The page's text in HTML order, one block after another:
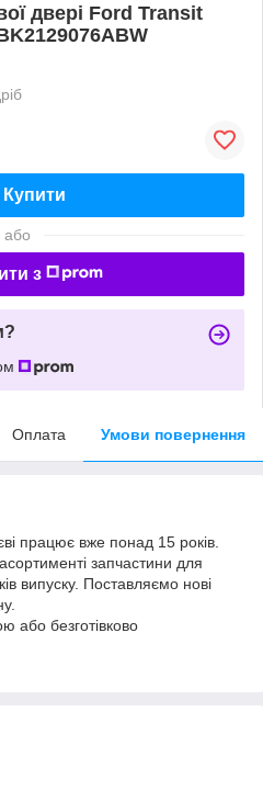
двері Ford Transit
Купити
або
з
Оплата Умови повернення
працює вже понад 15 років.
запчастини для
випуску. Поставляємо нові
або безготівково